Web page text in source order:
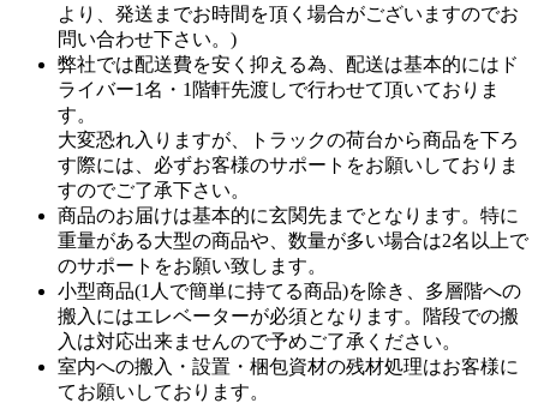
より、発送までお時間を頂く場合がございますのでお
問い合わせ下さい。)
弊社では配送費を安く抑える為、配送は基本的にはド
ライバー1名・1階軒先渡しで行わせて頂いておりま
す。
大変恐れ入りますが、トラックの荷台から商品を下ろ
す際には、必ずお客様のサポートをお願いしておりま
すのでご了承下さい。
商品のお届けは基本的に玄関先までとなります。特に
重量がある大型の商品や、数量が多い場合は2名以上で
のサポートをお願い致します。
小型商品(1人で簡単に持てる商品)を除き、多層階への
搬入にはエレベーターが必須となります。階段での搬
入は対応出来ませんので予めご了承ください。
室内への搬入・設置・梱包資材の残材処理はお客様に
てお願いしております。